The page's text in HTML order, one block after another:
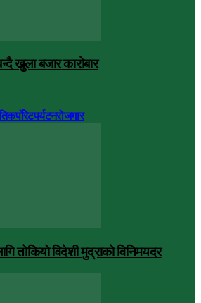
खुला बजार कारोबार
कर्पोरेटपर्यटनरोजगार
तोकियो विदेशी मुद्राको विनिमयदर